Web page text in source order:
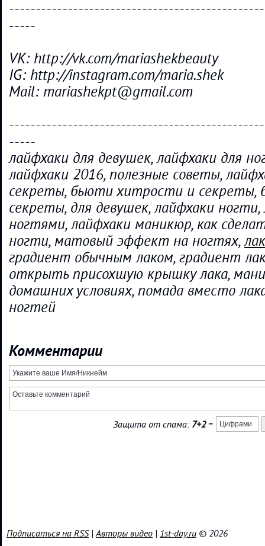
-----
VK: http://vk.com/mariashekbeauty
IG: http://instagram.com/maria.shek
Mail: mariashekpt@gmail.com
-----
лайфхаки для девушек, лайфхаки для
лайфхаки 2016, полезные советы,
секреты, бьюти хитрости и
секреты, для девушек, лайфхаки ногти,
ногтями, лайфхаки маникюр, как
ногти, матовый эффект на ногтях,
градиент обычным лаком, градиент
открыть присохшую крышку лака,
домашних условиях, помада вместо
ногтей
Комментарии
Защита от спама: 7+2=
Подписаться на RSS|Авторы видео | 1st-day.ru © 2026